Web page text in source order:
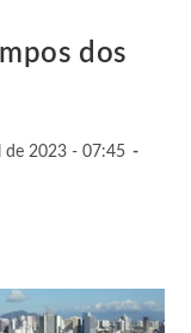
dos
de 2023 - 07:45